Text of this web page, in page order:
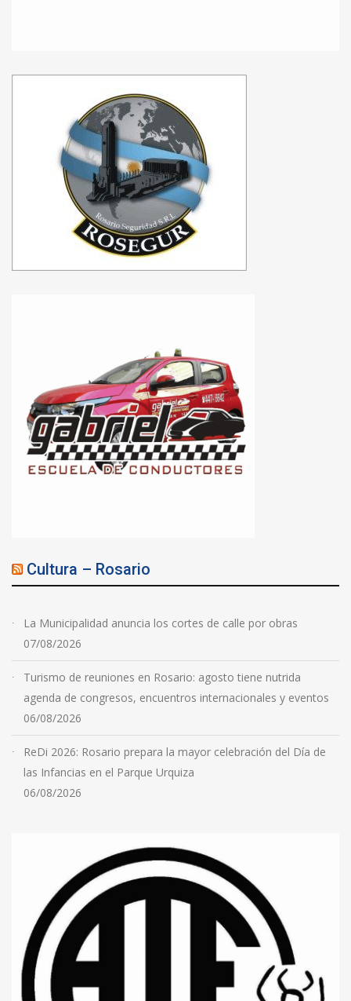
Cultura – Rosario
La Municipalidad anuncia los cortes de calle por obras
07/08/2026
Turismo de reuniones en Rosario: agosto tiene nutrida
agenda de congresos, encuentros internacionales y eventos
06/08/2026
ReDi 2026: Rosario prepara la mayor celebración del Día de
las Infancias en el Parque Urquiza
06/08/2026